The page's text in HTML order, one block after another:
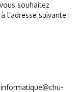
souhaitez
l’adresse suivante :